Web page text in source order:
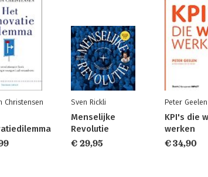
Christensen Sven Rickli
Menselijke
Revolutie
€ 29,95
Peter Geelen
KPI's die
werken
€ 34,90